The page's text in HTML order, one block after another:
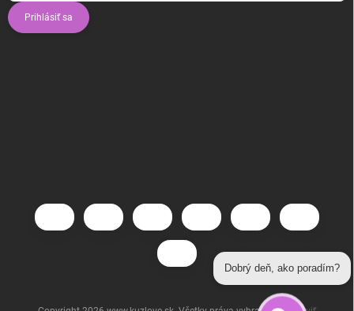
Prihlásiť sa
Dobrý deň, ako poradím?